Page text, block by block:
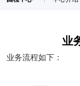
业
业务流程如下：